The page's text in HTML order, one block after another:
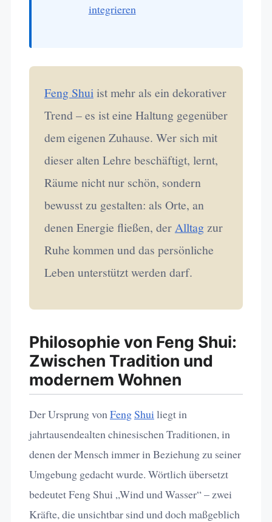
integrieren
Feng Shuiist mehr als ein dekorativer
Trend – es ist eine Haltung gegenüber
dem eigenen Zuhause. Wer sich mit
dieser alten Lehre beschäftigt, lernt,
Räume nicht nur schön, sondern
bewusst zu gestalten: als Orte, an
denen Energie fließen, derAlltagzur
Ruhe kommen und das persönliche
Leben unterstützt werden darf.
Philosophie von Feng Shui:
Zwischen Tradition und
modernem Wohnen
Der Ursprung von FengShui liegt in
jahrtausendealten chinesischen Traditionen, in
denen der Mensch immer in Beziehung zu seiner
Umgebung gedacht wurde. Wörtlich übersetzt
bedeutet Feng Shui „Wind und Wasser“ – zwei
Kräfte, die unsichtbar sind und doch maßgeblich